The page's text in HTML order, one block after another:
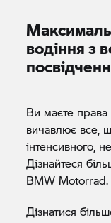
водіння з
Ви маєте права
вичавлює все,
інтенсивного,
Дізнайтеся
BMW Motorrad.
Дізнатися